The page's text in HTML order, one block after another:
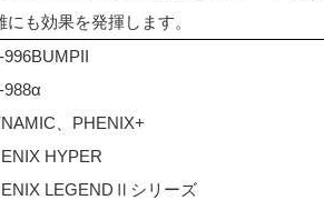
も効果を発揮します。
996BUMPII
988α
、PHENIX+
HYPER
LEGENDⅡシリーズ